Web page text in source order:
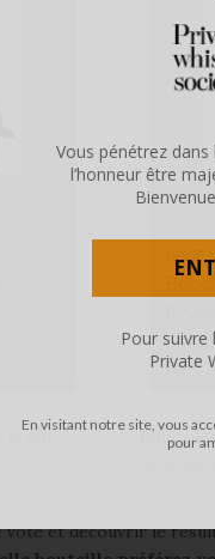
la note
Pour
vote et découvrir le
Vous pénétrez dans
l’honneur être
En visitant notre site, vous
pour
Pour suivre
Private